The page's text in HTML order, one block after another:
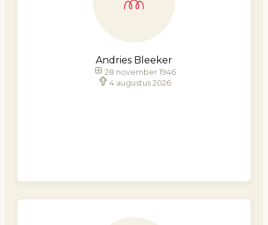
Andries Bleeker
28 november 1946
4 augustus 2026